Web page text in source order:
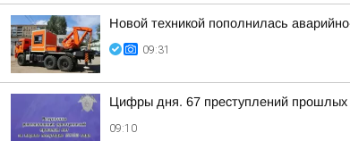
Новой техникой пополнилась
09:31
Цифры дня. 67 преступлений прошлых
09:10